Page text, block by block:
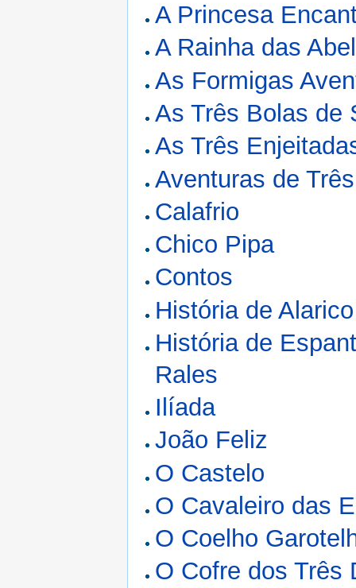
A Princesa
A Rainha das
As Formigas
As Três Bolas de
As Três
Aventuras de
Calafrio
Chico Pipa
Contos
História de
História de
Rales
Ilíada
João Feliz
O Castelo
O Cavaleiro das
O Coelho
O Cofre dos Três